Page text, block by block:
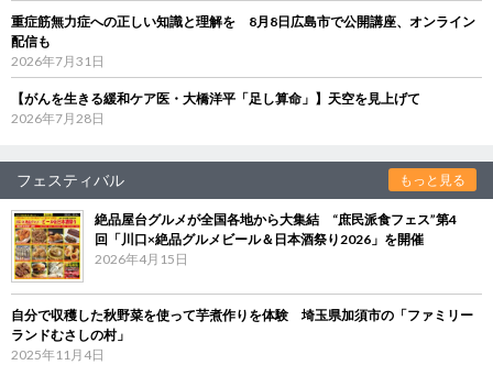
重症筋無力症への正しい知識と理解を 8月8日広島市で公開講座、オンライン
配信も
2026年7月31日
【がんを生きる緩和ケア医・大橋洋平「足し算命」】天空を見上げて
2026年7月28日
フェスティバル もっと見る
絶品屋台グルメが全国各地から大集結 “庶民派食フェス”第4
回「川口×絶品グルメビール＆日本酒祭り2026」を開催
2026年4月15日
自分で収穫した秋野菜を使って芋煮作りを体験 埼玉県加須市の「ファミリー
ランドむさしの村」
2025年11月4日